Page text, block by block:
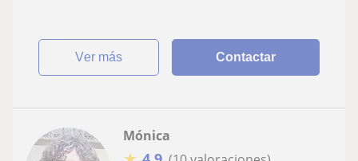
ver más Contactar
Mónica